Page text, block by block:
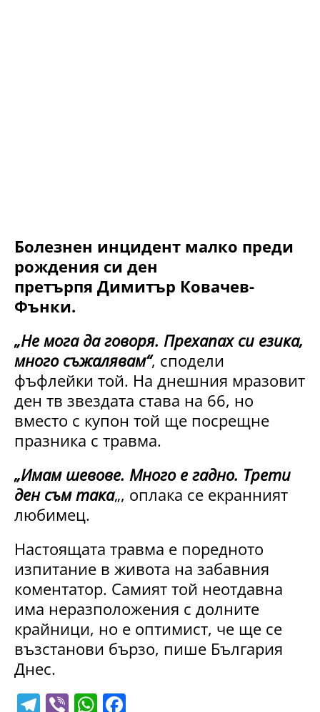
Болезнен инцидент малко преди
рождения си ден
претърпя Димитър Ковачев-
Фънки.
„Не мога да говоря. Прехапах си езика,
много съжалявам“, сподели
фъфлейки той. На днешния мразовит
ден тв звездата става на 66, но
вместо с купон той ще посрещне
празника с травма.
„Имам шевове. Много е гадно. Трети
ден съм така„, оплака се екранният
любимец.
Настоящата травма е поредното
изпитание в живота на забавния
коментатор. Самият той неотдавна
има неразположения с долните
крайници, но е оптимист, че ще се
възстанови бързо, пише България
Днес.
T Vi W